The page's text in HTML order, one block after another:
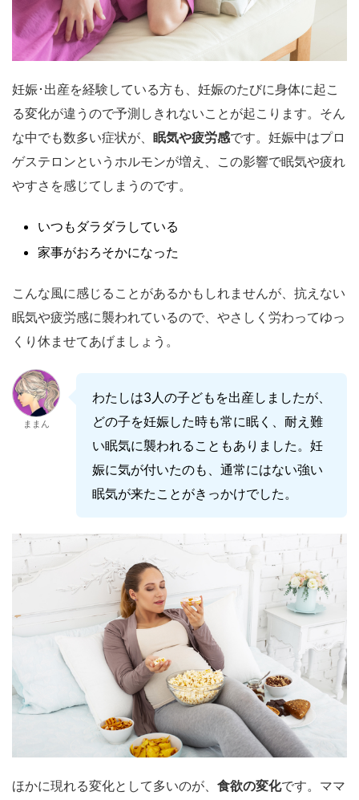
妊娠･出産を経験している方も、妊娠のたびに身体に起こ
る変化が違うので予測しきれないことが起こります。そん
な中でも数多い症状が、 眠気や疲労感です。妊娠中はプロ
ゲステロンというホルモンが増え、この影響で眠気や疲れ
やすさを感じてしまうのです。
いつもダラダラしている
家事がおろそかになった
こんな風に感じることがあるかもしれませんが、抗えない
眠気や疲労感に襲われているので、やさしく労わってゆっ
くり休ませてあげましょう。
ままん
わたしは3人の子どもを出産しましたが、
どの子を妊娠した時も常に眠く、耐え難
い眠気に襲われることもありました。妊
娠に気が付いたのも、通常にはない強い
眠気が来たことがきっかけでした。
ほかに現れる変化として多いのが、 食欲の変化です。ママ